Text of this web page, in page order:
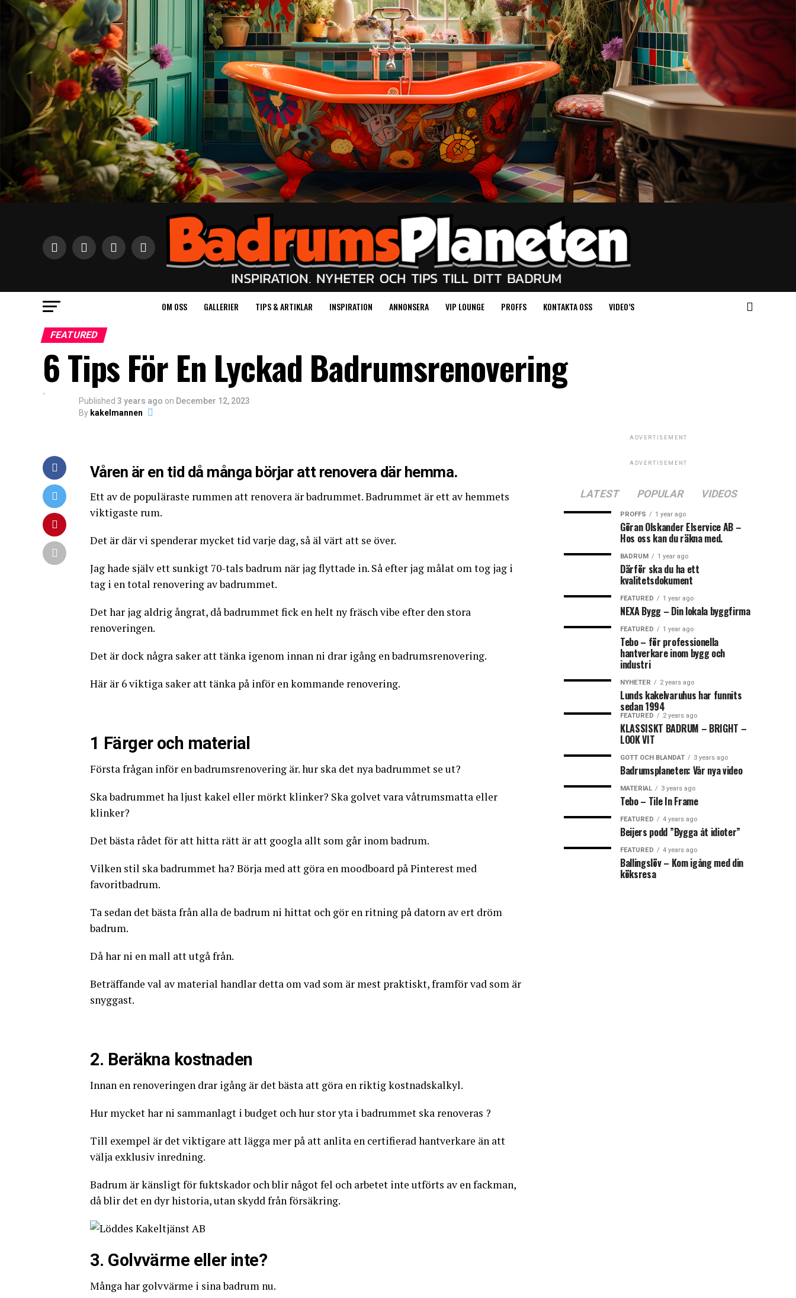
OM OSS GALLERIER TIPS & ARTIKLAR INSPIRATION ANNONSERA VIP LOUNGE PROFFS KONTAKTA OSS VIDEO’S
FEATURED
6 Tips För En Lyckad Badrumsrenovering
Published 3 years ago on December 12, 2023
By kakelmannen
Våren är en tid då många börjar att renovera där hemma.
Ett av de populäraste rummen att renovera är badrummet. Badrummet är ett av hemmets
viktigaste rum.
Det är där vi spenderar mycket tid varje dag, så äl värt att se över.
Jag hade själv ett sunkigt 70-tals badrum när jag flyttade in. Så efter jag målat om tog jag i
tag i en total renovering av badrummet.
Det har jag aldrig ångrat, då badrummet fick en helt ny fräsch vibe efter den stora
renoveringen.
Det är dock några saker att tänka igenom innan ni drar igång en badrumsrenovering.
Här är 6 viktiga saker att tänka på inför en kommande renovering.
1 Färger och material
Första frågan inför en badrumsrenovering är. hur ska det nya badrummet se ut?
Ska badrummet ha ljust kakel eller mörkt klinker? Ska golvet vara våtrumsmatta eller
klinker?
Det bästa rådet för att hitta rätt är att googla allt som går inom badrum.
Vilken stil ska badrummet ha? Börja med att göra en moodboard på Pinterest med
favoritbadrum.
Ta sedan det bästa från alla de badrum ni hittat och gör en ritning på datorn av ert dröm
badrum.
Då har ni en mall att utgå från.
Beträffande val av material handlar detta om vad som är mest praktiskt, framför vad som är
snyggast.
2. Beräkna kostnaden
Innan en renoveringen drar igång är det bästa att göra en riktig kostnadskalkyl.
Hur mycket har ni sammanlagt i budget och hur stor yta i badrummet ska renoveras ?
Till exempel är det viktigare att lägga mer på att anlita en certifierad hantverkare än att
välja exklusiv inredning.
Badrum är känsligt för fuktskador och blir något fel och arbetet inte utförts av en fackman,
då blir det en dyr historia, utan skydd från försäkring.
3. Golvvärme eller inte?
Många har golvvärme i sina badrum nu.
ADVERTISEMENT
ADVERTISEMENT
LATEST POPULAR VIDEOS
PROFFS 1 year ago
Göran Olskander Elservice AB –
Hos oss kan du räkna med.
BADRUM 1 year ago
Därför ska du ha ett
kvalitetsdokument
FEATURED 1 year ago
NEXA Bygg – Din lokala byggfirma
FEATURED 1 year ago
Tebo – för professionella
hantverkare inom bygg och
industri
NYHETER 2 years ago
Lunds kakelvaruhus har funnits
sedan 1994
FEATURED 2 years ago
KLASSISKT BADRUM – BRIGHT –
LOOK VIT
GOTT OCH BLANDAT 3 years ago
Badrumsplaneten: Vår nya video
MATERIAL 3 years ago
Tebo – Tile In Frame
FEATURED 4 years ago
Beijers podd ”Bygga åt idioter”
FEATURED 4 years ago
Ballingslöv – Kom igång med din
köksresa